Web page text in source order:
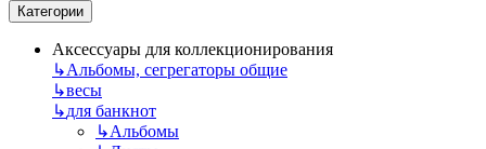
Категории
Аксессуары для коллекционирования
↳Альбомы, сегрегаторы общие
↳весы
↳для банкнот
↳Альбомы